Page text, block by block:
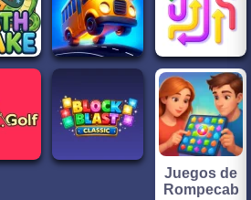
Juegos de
Rompecab